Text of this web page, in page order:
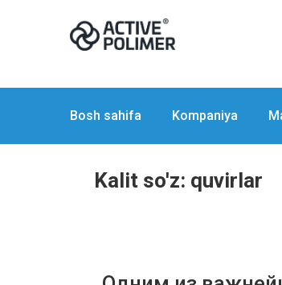
Bosh sahifa Kompaniya
Kalit so'z: quvirlar